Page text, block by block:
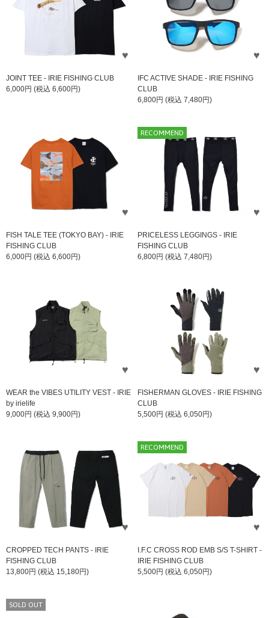
JOINT TEE - IRIE FISHING CLUB
6,000円 (税込 6,600円)
IFC ACTIVE SHADE - IRIE FISHING
CLUB
6,800円 (税込 7,480円)
FISH TALE TEE (TOKYO BAY) - IRIE
FISHING CLUB
6,000円 (税込 6,600円)
RECOMMEND
PRICELESS LEGGINGS - IRIE
FISHING CLUB
6,800円 (税込 7,480円)
WEAR the VIBES UTILITY VEST - IRIE
by irielife
9,000円 (税込 9,900円)
FISHERMAN GLOVES - IRIE FISHING
CLUB
5,500円 (税込 6,050円)
CROPPED TECH PANTS - IRIE
FISHING CLUB
13,800円 (税込 15,180円)
RECOMMEND
I.F.C CROSS ROD EMB S/S T-SHIRT -
IRIE FISHING CLUB
5,500円 (税込 6,050円)
SOLD OUT